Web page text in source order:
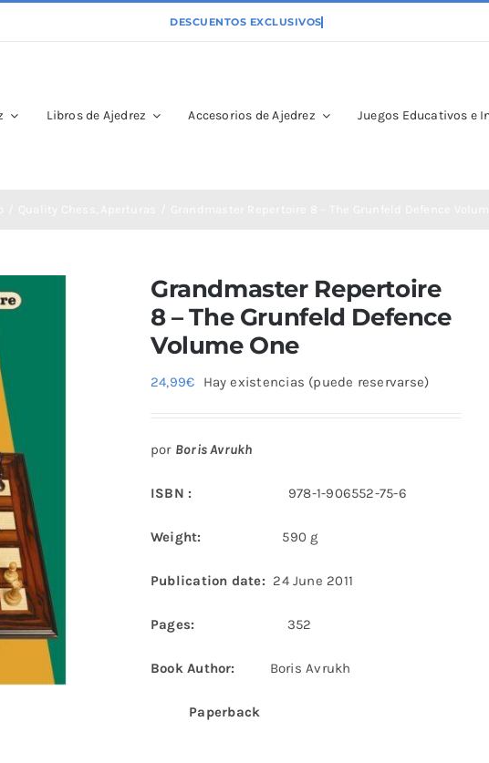
Libros de Ajedrez Accesorios de Ajedrez Juegos Educativos e
Grandmaster Repertoire
8 – The Grunfeld Defence
Volume One
24,99€ Hay existencias (puede reservarse)
por Boris Avrukh
ISBN : 978-1-906552-75-6
Weight: 590 g
Publication date: 24 June 2011
Pages: 352
Book Author: Boris Avrukh
Paperback